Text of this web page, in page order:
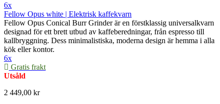
6x
Fellow Opus white | Elektrisk kaffekvarn
Fellow Opus Conical Burr Grinder är en förstklassig universalkvarn
designad för ett brett utbud av kaffeberedningar, från espresso till
kallbryggning. Dess minimalistiska, moderna design är hemma i alla
kök eller kontor.
6x
Gratis frakt
Utsåld
2 449,00 kr